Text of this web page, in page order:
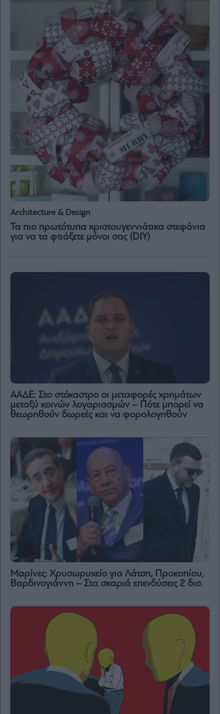
Architecture & Design
Τα πιο πρωτότυπα χριστουγεννιάτικα στεφάνια
για να τα φτιάξετε μόνοι σας (DIY)
ΑΑΔΕ: Στο στόχαστρο οι μεταφορές χρημάτων
μεταξύ κοινών λογαριασμών – Πότε μπορεί να
θεωρηθούν δωρεές και να φορολογηθούν
Μαρίνες: Χρυσωρυχείο για Λάτση, Προκοπίου,
Βαρδινογιάννη – Στα σκαριά επενδύσεις 2 δισ.